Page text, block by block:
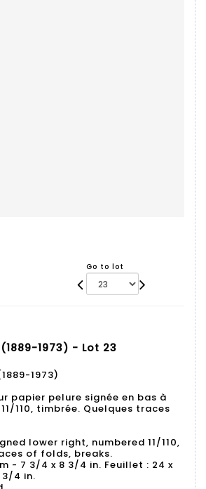
Go to lot
(1889-1973) - Lot 23
1973)
papier pelure signée en bas à
110, timbrée. Quelques traces
lower right, numbered 11/110,
of folds, breaks.
- 7 3/4 x 8 3/4 in. Feuillet : 24 x
3/4 in.